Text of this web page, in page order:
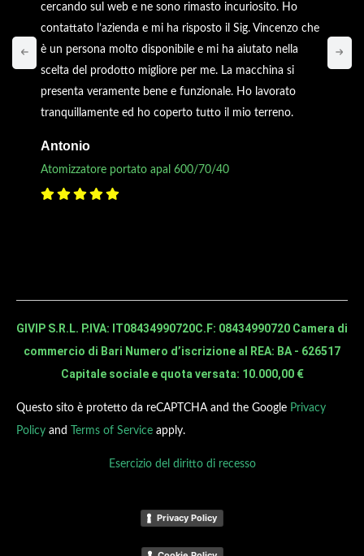
cercando sul web e ne sono rimasto incuriosito. Ho
contattato l’azienda e mi ha risposto il Sig. Vincenzo che
è un persona molto disponibile e mi ha aiutato nella
scelta del prodotto migliore per me. La macchina si
presenta veramente bene e funzionale. Ho lavorato
tranquillamente ed ho coperto tutto il mio terreno.
Antonio
Atomizzatore portato apal 600/70/40
GIVIP S.R.L. P.IVA: IT08434990720C.F: 08434990720 Camera di
commercio di Bari Numero d’iscrizione al REA: BA - 626517
Capitale sociale e quota versata: 10.000,00 €
Questo sito è protetto da reCAPTCHA and the Google Privacy
Policy and Terms of Service apply.
Esercizio del diritto di recesso
Privacy Policy